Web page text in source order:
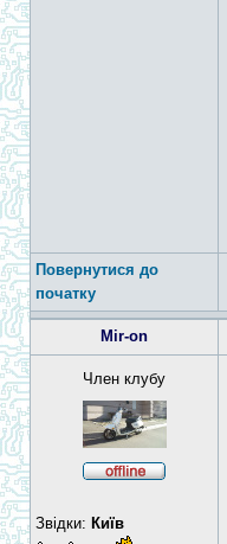
Повернутися до
початку
Mir-on
Член клубу
Звідки: Київ